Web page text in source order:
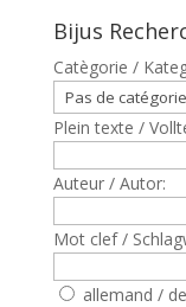
Bijus
Catègorie /
Plein texte /
Auteur / Autor:
Mot clef /
allemand /